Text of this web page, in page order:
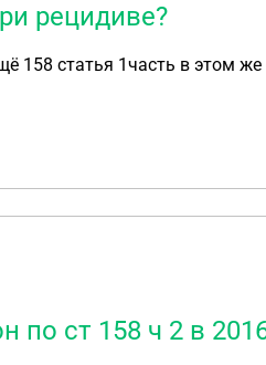
рецидиве?
158 статья 1часть в этом же
по ст 158 ч 2 в